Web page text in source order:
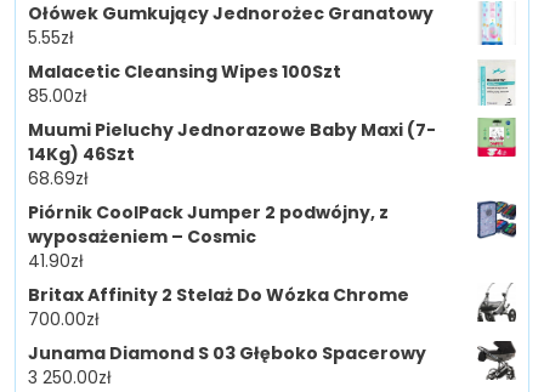
Ołówek Gumkujący Jednorożec Granatowy
5.55zł
Malacetic Cleansing Wipes 100Szt
85.00zł
Muumi Pieluchy Jednorazowe Baby Maxi (7-
14Kg) 46Szt
68.69zł
Piórnik CoolPack Jumper 2 podwójny, z
wyposażeniem – Cosmic
41.90zł
Britax Affinity 2 Stelaż Do Wózka Chrome
700.00zł
Junama Diamond S 03 Głęboko Spacerowy
3 250.00zł